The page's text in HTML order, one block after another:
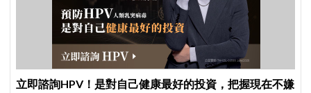
立即諮詢HPV！是對自己健康最好的投資，把握現在不嫌